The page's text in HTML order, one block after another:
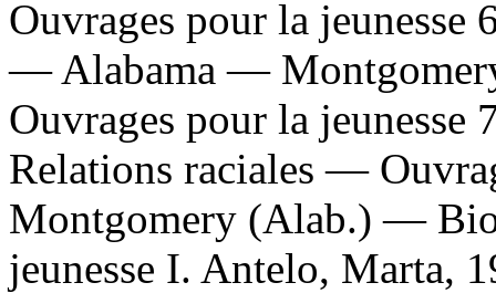
Ouvrages pour la jeunesse
— Alabama —
Ouvrages pour la
Relations raciales —
Montgomery (Alab.) —
jeunesse I. Antelo, Marta,